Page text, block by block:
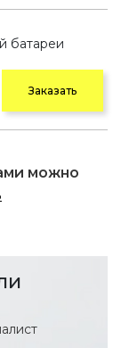
батареи
Заказать
можно